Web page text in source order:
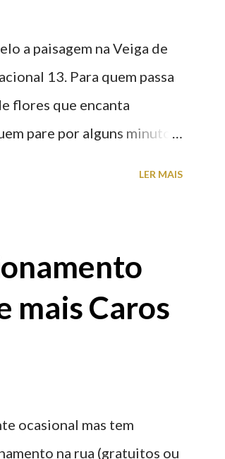
a paisagem na Veiga de
13. Para quem passa
flores que encanta
pare por alguns minutos
LER MAIS
mais Caros
ocasional mas tem
na rua (gratuitos ou